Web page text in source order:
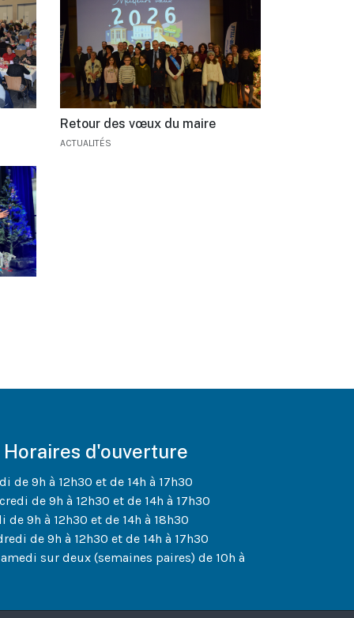
Retour des vœux du maire
ACTUALITÉS
d'ouverture
de 9h à 12h30 et de 14h à 17h30
de 9h à 12h30 et de 14h à 17h30
de 9h à 12h30 et de 14h à 18h30
de 9h à 12h30 et de 14h à 17h30
sur deux (semaines paires) de 10h à